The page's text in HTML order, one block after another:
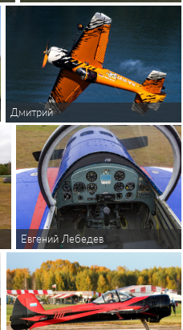
Дмитрий
Евгений Лебедев